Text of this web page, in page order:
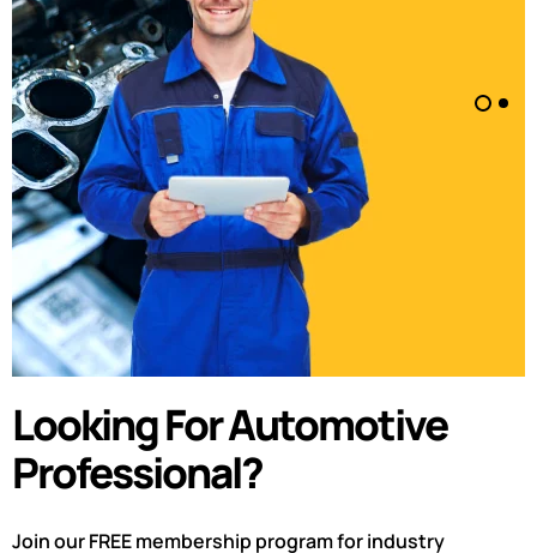
Looking For Automotive
Professional?
Join our FREE membership program for industry